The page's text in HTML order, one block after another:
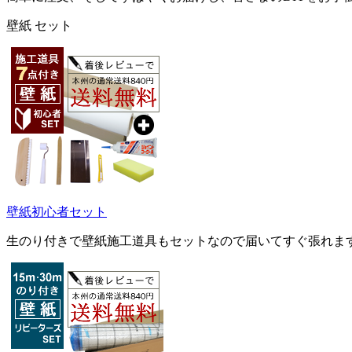
壁紙 セット
壁紙初心者セット
生のり付きで壁紙施工道具もセットなので届いてすぐ張れま